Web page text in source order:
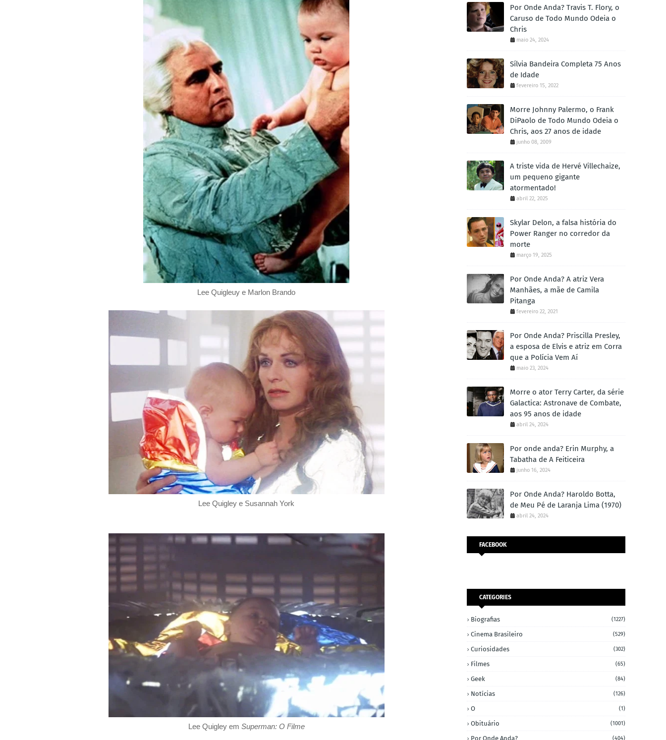
Lee Quigleuy e Marlon Brando
Lee Quigley e Susannah York
Lee Quigley em Superman: O Filme
Por Onde Anda? Travis T. Flory, o
Caruso de Todo Mundo Odeia o
Chris
maio 24, 2024
Sílvia Bandeira Completa 75 Anos
de Idade
fevereiro 15, 2022
Morre Johnny Palermo, o Frank
DiPaolo de Todo Mundo Odeia o
Chris, aos 27 anos de idade
junho 08, 2009
A triste vida de Hervé Villechaize,
um pequeno gigante
atormentado!
abril 22, 2025
Skylar Delon, a falsa história do
Power Ranger no corredor da
morte
março 19, 2025
Por Onde Anda? A atriz Vera
Manhães, a mãe de Camila
Pitanga
fevereiro 22, 2021
Por Onde Anda? Priscilla Presley,
a esposa de Elvis e atriz em Corra
que a Polícia Vem Aí
maio 23, 2024
Morre o ator Terry Carter, da série
Galactica: Astronave de Combate,
aos 95 anos de idade
abril 24, 2024
Por onde anda? Erin Murphy, a
Tabatha de A Feiticeira
junho 16, 2024
Por Onde Anda? Haroldo Botta,
de Meu Pé de Laranja Lima (1970)
abril 24, 2024
FACEBOOK
CATEGORIES
Biografias (1227)
Cinema Brasileiro (529)
Curiosidades (302)
Filmes (65)
Geek (84)
Notícias (126)
O (1)
Obituário (1001)
Por Onde Anda? (404)